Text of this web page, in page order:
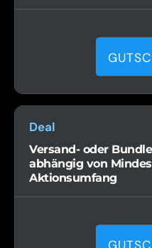
Deal
Versand- oder
abhängig von
Aktionsumfang